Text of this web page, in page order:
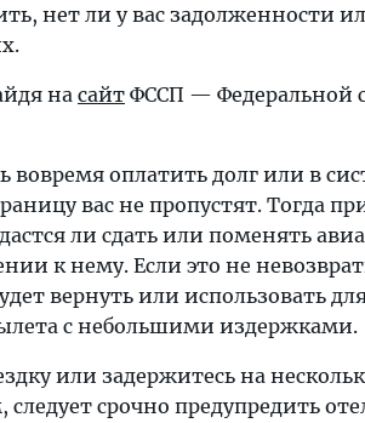
нет ли у вас задолженности
на сайт ФССП — Федеральной
вовремя оплатить долг или в
вас не пропустят. Тогда
ли сдать или поменять
к нему. Если это не
вернуть или использовать
с небольшими издержками.
или задержитесь на
срочно предупредить